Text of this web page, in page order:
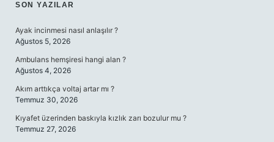
SIDEBAR
SON YAZILAR
Ayak incinmesi nasıl anlaşılır ?
Ağustos 5, 2026
Ambulans hemşiresi hangi alan ?
Ağustos 4, 2026
Akım arttıkça voltaj artar mı ?
Temmuz 30, 2026
Kıyafet üzerinden baskıyla kızlık zarı bozulur mu ?
Temmuz 27, 2026